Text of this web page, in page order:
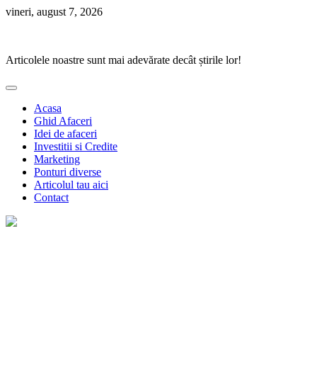
Skip
vineri, august 7, 2026
Articolele noastre sunt mai adevărate decât știrile lor!
Acasa
Ghid Afaceri
Idei de afaceri
Investitii si Credite
Marketing
Ponturi diverse
Articolul tau aici
Contact